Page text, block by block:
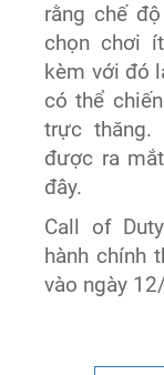
rằng chế
chọn chơi
kèm với đó
có thể
trực thăng.
được ra
đây.
Call of
hành chính
vào ngày